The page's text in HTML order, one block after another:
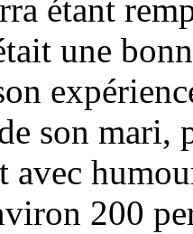
étant
une
son mari,
avec
200